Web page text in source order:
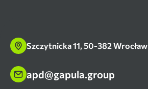
Szczytnicka 11, 50-382 Wrocław
apd@gapula.group